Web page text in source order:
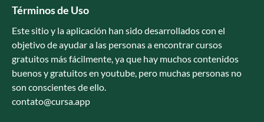
Términos de Uso
Este sitio y la aplicación han sido desarrollados con el
objetivo de ayudar a las personas a encontrar cursos
gratuitos más fácilmente, ya que hay muchos contenidos
buenos y gratuitos en youtube, pero muchas personas no
son conscientes de ello.
contato@cursa.app